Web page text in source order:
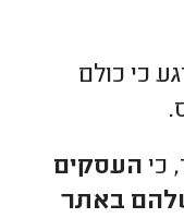
כי כולם
כי העסקים
באתר